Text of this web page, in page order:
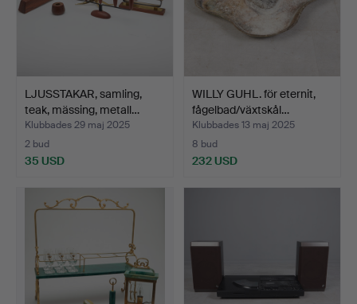
LJUSSTAKAR, samling,
teak, mässing, metall…
Klubbades 29 maj 2025
2 bud
35 USD
WILLY GUHL. för eternit,
fågelbad/växtskål…
Klubbades 13 maj 2025
8 bud
232 USD